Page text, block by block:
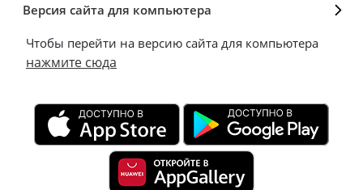
Версия сайта для компьютера
Чтобы перейти на версию сайта для компьютера
нажмите сюда